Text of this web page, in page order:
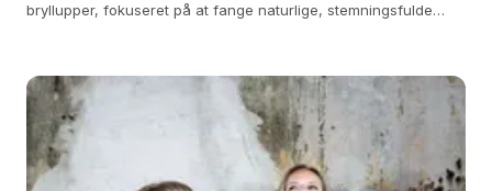
bryllupper, fokuseret på at fange naturlige, stemningsfulde